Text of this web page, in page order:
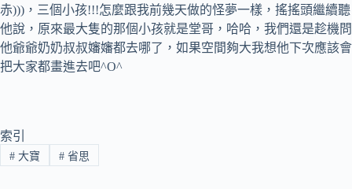
赤)))，三個小孩!!!怎麼跟我前幾天做的怪夢一樣，搖搖頭繼續聽
他說，原來最大隻的那個小孩就是堂哥，哈哈，我們還是趁機問
他爺爺奶奶叔叔嬸嬸都去哪了，如果空間夠大我想他下次應該會
把大家都畫進去吧^O^
索引
#大寶 #省思